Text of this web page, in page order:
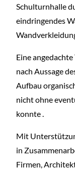
Schulturnhalle
eindringendes
Eine
nach Aussage
Aufbau
nicht ohne
konnte .
Mit
in
Firmen,